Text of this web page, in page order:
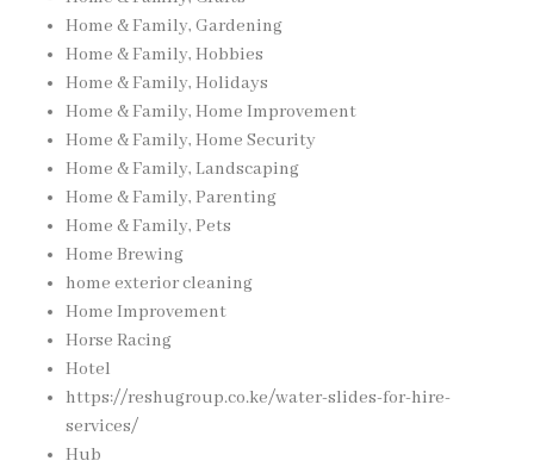
Home & Family, Gardening
Home & Family, Hobbies
Home & Family, Holidays
Home & Family, Home Improvement
Home & Family, Home Security
Home & Family, Landscaping
Home & Family, Parenting
Home & Family, Pets
Home Brewing
home exterior cleaning
Home Improvement
Horse Racing
Hotel
https://reshugroup.co.ke/water-slides-for-hire-
services/
Hub